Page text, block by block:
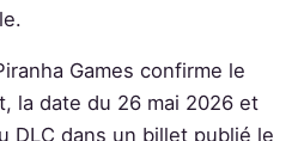
Games confirme le
la date du 26 mai 2026 et
DLC dans un billet publié le